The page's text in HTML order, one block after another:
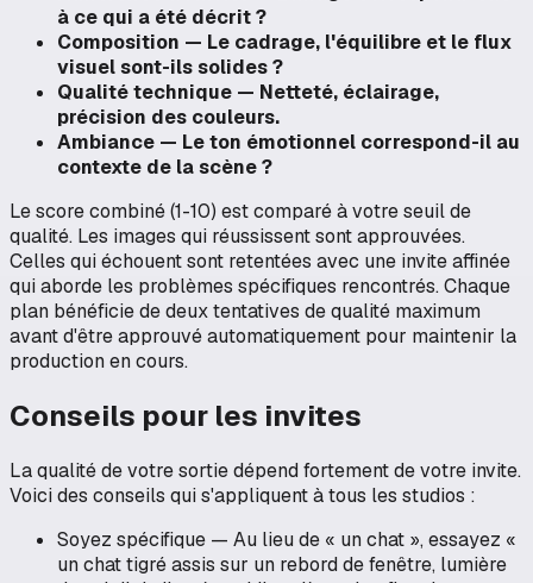
à ce qui a été décrit ?
Composition — Le cadrage, l'équilibre et le flux
visuel sont-ils solides ?
Qualité technique — Netteté, éclairage,
précision des couleurs.
Ambiance — Le ton émotionnel correspond-il au
contexte de la scène ?
Le score combiné (1-10) est comparé à votre seuil de
qualité. Les images qui réussissent sont approuvées.
Celles qui échouent sont retentées avec une invite affinée
qui aborde les problèmes spécifiques rencontrés. Chaque
plan bénéficie de deux tentatives de qualité maximum
avant d'être approuvé automatiquement pour maintenir la
production en cours.
Conseils pour les invites
La qualité de votre sortie dépend fortement de votre invite.
Voici des conseils qui s'appliquent à tous les studios :
Soyez spécifique — Au lieu de « un chat », essayez «
un chat tigré assis sur un rebord de fenêtre, lumière